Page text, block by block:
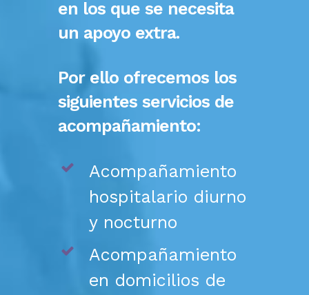
en los que se necesita
un apoyo extra.
Por ello ofrecemos los
siguientes servicios de
acompañamiento:
Acompañamiento
hospitalario diurno
y nocturno
Acompañamiento
en domicilios de